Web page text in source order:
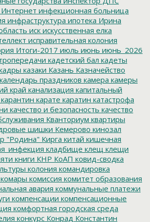
Интернет инфекционная больница
инфраструктура ипотека Ирина
иск искусственная елка
исправительная колония
Итоги-2017 июль июнь июнь_2026
кадетский бал кадеты
казаки Казань Казначейство
календарь праздников камера камеры
край канализация капитальный
карантин карате каратин катастрофа
качество и безопасность качество
Кванториум квартиры
шишки Кемерово кинозал
"Родина" Кирга китай кишечная
кладбище клещ клещи
книги КНР КоАП ковид-сводка
колония командировка
комары комиссия комитет образования
авария коммунальные платежи
компенсации компенсационные
комфортная городская среда
конкурс Конрад Константин